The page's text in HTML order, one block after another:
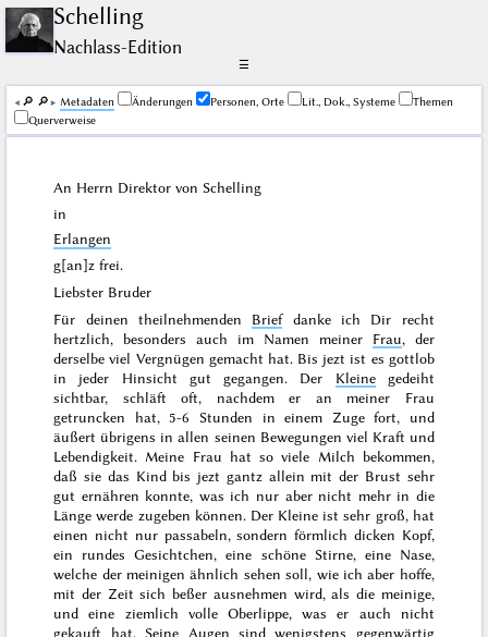
Schelling
Nachlass-Edition
☰
🔎︎ 🔎︎ Me­ta­da­ten Änderungen Personen, Orte Lit., Dok., Systeme
Themen
Querverweise
An Herrn Direktor vonSchelling
in
Erlangen
g[an]z frei.
Liebster Bruder
Für deinen theilnehmenden Briefdanke ich Dir recht
hertzlich, besonders auch im Namen meiner Frau, der
derselbe viel Vergnügen gemacht hat. Bis jezt ist es gottlob
in jeder Hinsicht gut gegangen. Der Kleinegedeiht
sichtbar, schläft oft, nachdem er an meiner Frau
getruncken hat, 5-6 Stunden in einem Zuge fort, und
äußert übrigens in allen seinen Bewegungen viel Kraft und
Lebendigkeit. Meine Frau hat so viele Milch bekommen,
daß sie das Kind bis jezt gantz allein mit der Brust sehr
gut ernähren konnte, was ich nur aber nicht mehr in die
Länge werde zugeben können. Der Kleine ist sehr groß, hat
einen nicht nur passabeln, sondern förmlich dicken Kopf,
ein rundes Gesichtchen, eine schöne Stirne, eine Nase,
welche der meinigen ähnlich sehen soll, wie ich aber hoffe,
mit der Zeit sich beßer ausnehmen wird, als die meinige,
und eine ziemlich volle Oberlippe, was er auch nicht
gekauft hat. Seine Augen sind wenigstens gegenwärtig